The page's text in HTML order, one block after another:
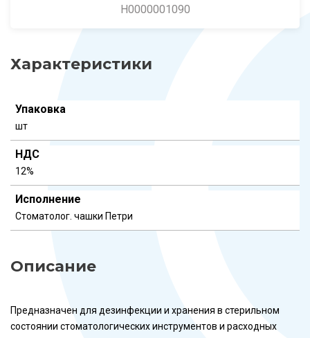
Н0000001090
Характеристики
Упаковка
шт
НДС
12%
Исполнение
Стоматолог. чашки Петри
Описание
Предназначен для дезинфекции и хранения в стерильном
состоянии стоматологических инструментов и расходных